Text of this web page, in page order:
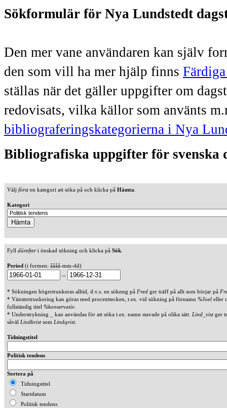
Sökformulär för Nya Lundstedt
Den mer vane användaren kan själv
den som vill ha mer hjälp finns
ställas när det gäller uppgifter om
redovisats, vilka källor som använts
bibliograferingskategorierna i Nya
Bibliografiska uppgifter för svenska
Välj försten kategori att söka på och klicka på Hämta
Kategori
Fyll därefteri önskad sökning och klicka på Sök
Period (i formen: åååå-mm-dd)
--
* Sökningen högertrunkeras alltid, d.v.s. en söknng på Fred ger träff på allt som börjar på
* Vänstertrunkering kan göras med procenttecken, t.ex. vid sökning på förnamn %Joel eller
fullständig titel %konservativ
* Understrykning _ kan användas för att söka t.ex. namn stavade på olika sätt. Lind_vistger
såväl Lindkvistsom Lindqvist.
Tidningstitel
Politisk tendens
Sortera på
Tidningstitel
Startdatum
Politisk tendens